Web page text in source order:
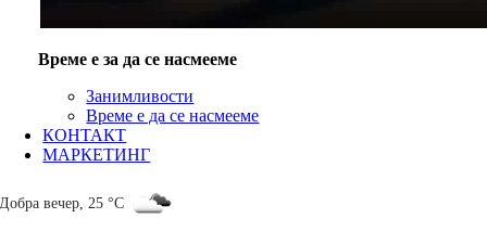
Време е за да се насмееме
Занимливости
Време е да се насмееме
КОНТАКТ
МАРКЕТИНГ
Добра вечер,25 °C